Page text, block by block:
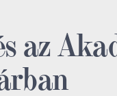
az